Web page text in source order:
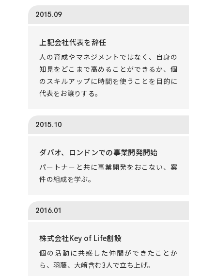
2015.09
上記会社代表を辞任
人の育成やマネジメントではなく、自身の
知見をどこまで高めることができるか、個
のスキルアップに時間を使うことを目的に
代表をお譲りする。
2015.10
ダバオ、ロンドンでの事業開発開始
パートナーと共に事業開発をおこない、案
件の組成を学ぶ。
2016.01
株式会社Key of Life創設
個の活動に共感した仲間ができたことか
ら、羽藤、大﨑含む3人で立ち上げ。